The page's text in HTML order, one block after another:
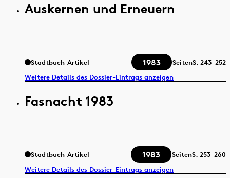
Auskernen und Erneuern
Stadtbuch-Artikel 1983 SeitenS. 243–252
Weitere Details des Dossier-Eintrags anzeigen
Fasnacht 1983
Stadtbuch-Artikel 1983 SeitenS. 253–260
Weitere Details des Dossier-Eintrags anzeigen